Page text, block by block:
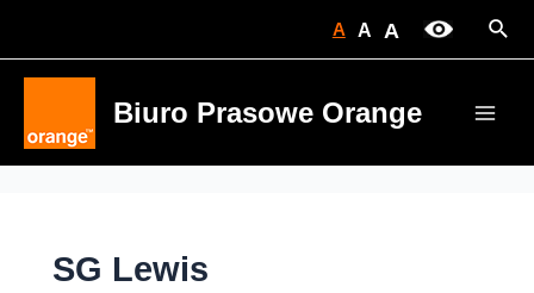
A A A
Biuro Prasowe Orange
SG Lewis